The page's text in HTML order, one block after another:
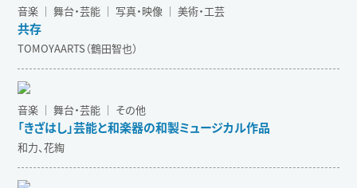
音楽 ｜ 舞台・芸能 ｜ 写真・映像 ｜ 美術・工芸
共存
TOMOYAARTS（鶴田智也）
音楽 ｜ 舞台・芸能 ｜ その他
「きざはし」芸能と和楽器の和製ミュージカル作品
和力、花綯